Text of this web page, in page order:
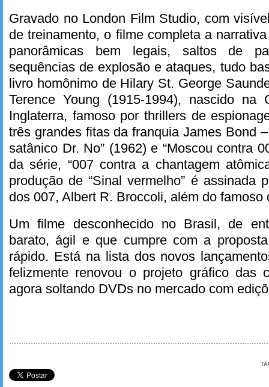
Gravado no London Film Studio, com
de treinamento, o filme completa a
panorâmicas bem legais, saltos de
sequências de explosão e ataques, tudo
livro homônimo de Hilary St. George
Terence Young (1915-1994), nascido na
Inglaterra, famoso por thrillers de
três grandes fitas da franquia James Bond
satânico Dr. No” (1962) e “Moscou contra
da série, “007 contra a chantagem
produção de “Sinal vermelho” é assinada
dos 007, Albert R. Broccoli, além do famoso
Um filme desconhecido no Brasil, de
barato, ágil e que cumpre com a
rápido. Está na lista dos novos
felizmente renovou o projeto gráfico das
agora soltando DVDs no mercado com